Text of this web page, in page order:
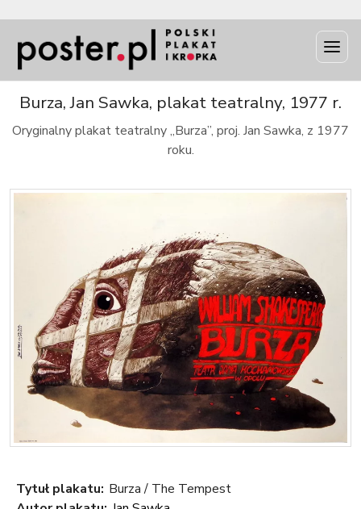
Burza, Jan Sawka, plakat teatralny, 1977 r.
Oryginalny plakat teatralny „Burza”, proj. Jan Sawka, z 1977
roku.
Tytuł plakatu: Burza / The Tempest